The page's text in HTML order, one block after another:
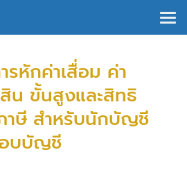
รหักค่าเสื่อม ค่า
น ขั้นสูงและสิทธิ
าษี สำหรับนักบัญชี
บบัญชี
×